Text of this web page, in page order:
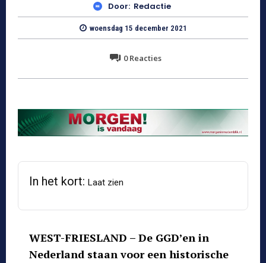
Door: Redactie
woensdag 15 december 2021
0Reacties
In het kort: Laat zien
WEST-FRIESLAND – De GGD’en in
Nederland staan voor een historische